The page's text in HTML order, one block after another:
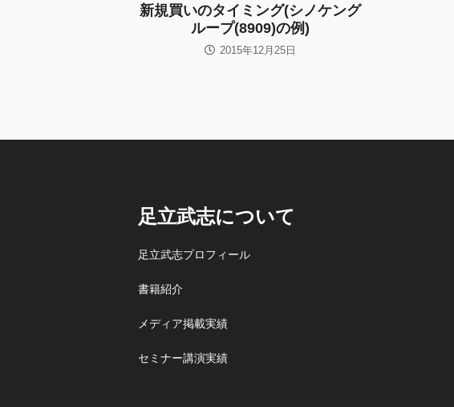
新規買いのタイミング(シノケング
ループ(8909)の例)
2015年12月25日
足立武志について
足立武志プロフィール
書籍紹介
メディア掲載実績
セミナー講演実績